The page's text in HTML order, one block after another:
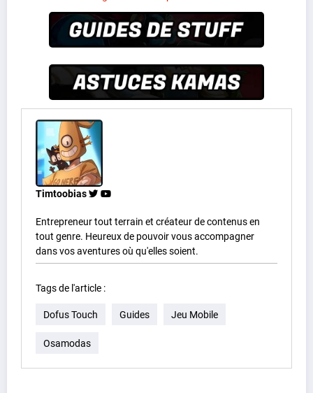
Timtoobias
Entrepreneur tout terrain et créateur de contenus en
tout genre. Heureux de pouvoir vous accompagner
dans vos aventures où qu'elles soient.
Tags de l'article :
Dofus Touch Guides Jeu Mobile
Osamodas